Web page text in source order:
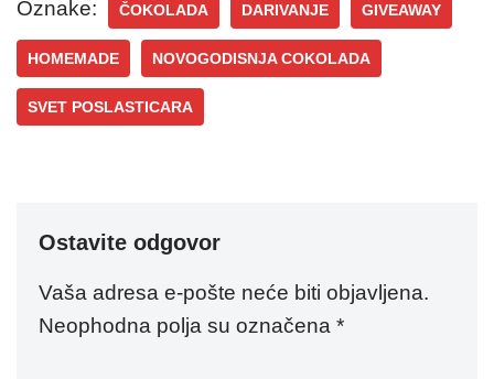
Oznake: ČOKOLADA DARIVANJE GIVEAWAY
HOMEMADE NOVOGODISNJA COKOLADA
SVET POSLASTICARA
Ostavite odgovor
Vaša adresa e-pošte neće biti objavljena.
Neophodna polja su označena *